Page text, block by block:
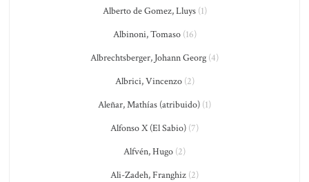
Alberto de Gomez, Lluys(1)
Albinoni, Tomaso(16)
Albrechtsberger, Johann Georg (4)
Albrici, Vincenzo(2)
Aleñar, Mathías (atribuido) (1)
Alfonso X (El Sabio) (7)
Alfvén, Hugo (2)
Ali-Zadeh, Franghiz (2)